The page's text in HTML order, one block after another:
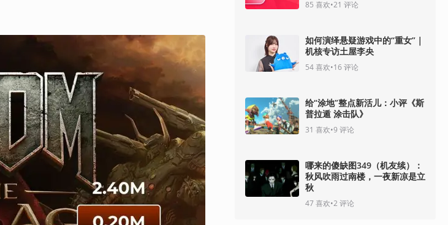
85 喜欢•21 评论
如何演绎悬疑游戏中的“重女”｜
机核专访土屋李央
54喜欢•16评论
给“涂地”整点新活儿：小评《斯
普拉遁 涂击队》
31 喜欢•9 评论
哪来的傻缺图349（机友续）：
秋风吹雨过南楼，一夜新凉是立
秋
47喜欢•2 评论